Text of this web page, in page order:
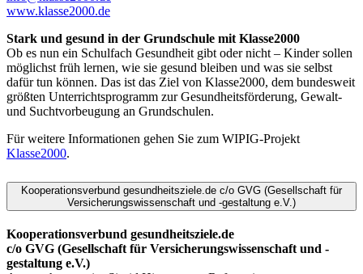
www.klasse2000.de
Stark und gesund in der Grundschule mit Klasse2000
Ob es nun ein Schulfach Gesundheit gibt oder nicht – Kinder sollen
möglichst früh lernen, wie sie gesund bleiben und was sie selbst
dafür tun können. Das ist das Ziel von Klasse2000, dem bundesweit
größten Unterrichtsprogramm zur Gesundheitsförderung, Gewalt-
und Suchtvorbeugung an Grundschulen.
Für weitere Informationen gehen Sie zum WIPIG-Projekt
Klasse2000.
Kooperationsverbund gesundheitsziele.de c/o GVG (Gesellschaft für
Versicherungswissenschaft und -gestaltung e.V.)
Kooperationsverbund gesundheitsziele.de
c/o GVG (Gesellschaft für Versicherungswissenschaft und -
gestaltung e.V.)